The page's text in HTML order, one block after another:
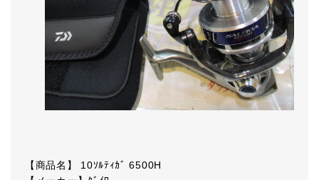
【商品名】 10ｿﾙﾃｨｶﾞ 6500H